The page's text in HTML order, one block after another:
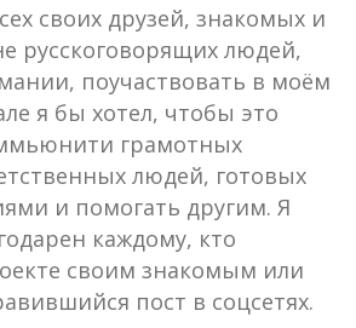
своих друзей, знакомых и
русскоговорящих людей,
поучаствовать в моём
я бы хотел, чтобы это
грамотных
людей, готовых
и помогать другим. Я
каждому, кто
своим знакомым или
пост в соцсетях.